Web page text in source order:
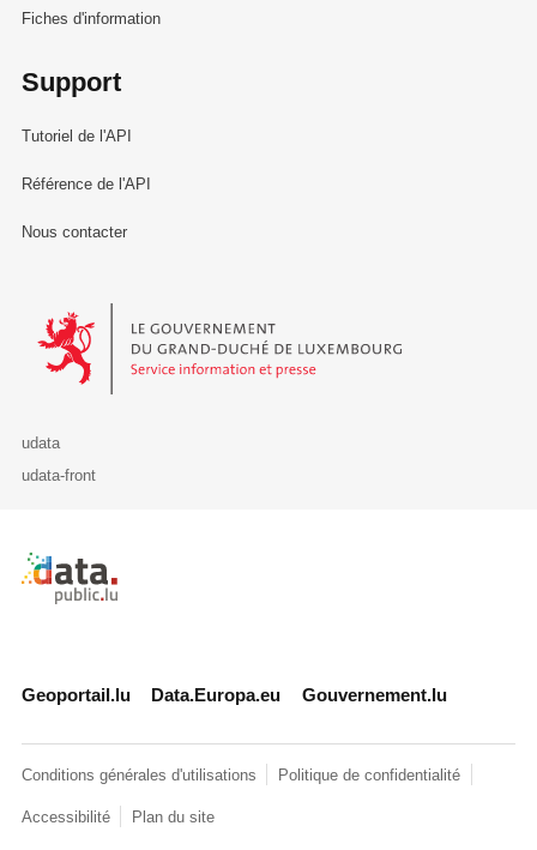
Fiches d'information
Support
Tutoriel de l'API
Référence de l'API
Nous contacter
Le Gouvernement du Grand-Duché de Luxembourg - Service
udata
udata-front
Retour à l'accueil de data.public.lu
Geoportail.lu Data.Europa.eu Gouvernement.lu
Conditions générales d'utilisations Politique de confidentialité
Accessibilité Plan du site